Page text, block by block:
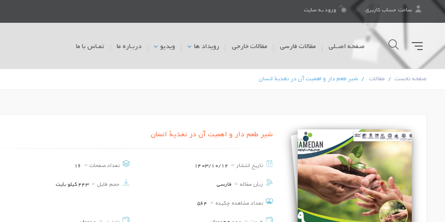
ساخت حساب کاربری ورود به سایت
صفحه اصـلی مقالات فارسی مقالات خارجی رویداد ها ویدیو دربـاره ما تمـاس با ما
صفحه نخست مقالات شیر طعم دار و اهمیت آن در تغذیة انسان
شیر طعم دار و اهمیت آن در تغذیة انسان
تاریخ انتشار 1403/10/12 تعداد صفحات 16
زبان مقاله فارسی حجم فایل 443 کیلو بایت
تعداد مشاهده چکیده 564
تنوع در اکوسیستم های زیستی
تاریخ برگزاری ::1403/06/19
بررسی تغییرات اقلیمی و فناوری هوش
مصنوعی
تاریخ برگزاری ::1403/06/19